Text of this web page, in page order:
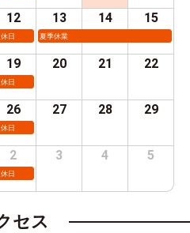
12
日
13
夏季休業
14 15
19
日
20 21 22
26
日
27 28 29
2
日
3 4 5
セス